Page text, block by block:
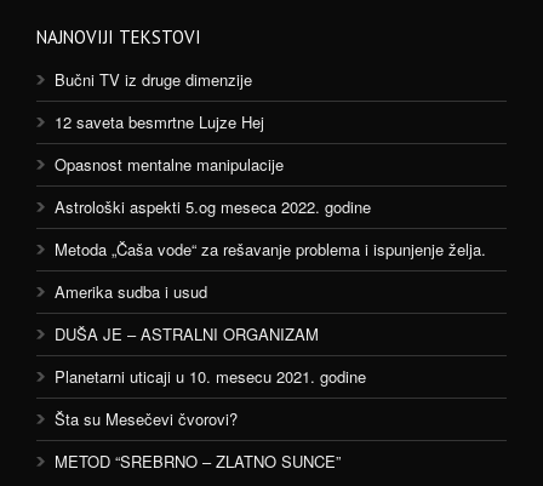
NAJNOVIJI TEKSTOVI
Bučni TV iz druge dimenzije
12 saveta besmrtne Lujze Hej
Opasnost mentalne manipulacije
Astrološki aspekti 5.og meseca 2022. godine
Metoda „Čaša vode“ za rešavanje problema i ispunjenje želja.
Amerika sudba i usud
DUŠA JE – ASTRALNI ORGANIZAM
Planetarni uticaji u 10. mesecu 2021. godine
Šta su Mesečevi čvorovi?
METOD “SREBRNO – ZLATNO SUNCE”